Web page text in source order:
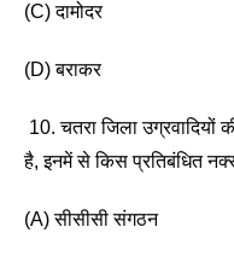
(C) दामोदर
(D) बराकर
10. चतरा जिला उग्रवादियों
है, इनमें से किस प्रतिबंधित
(A) सीसीसी संगठन